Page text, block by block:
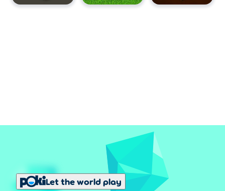
Let the world play